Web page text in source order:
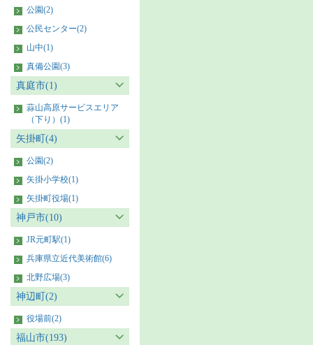
公園(2)
公民センター(2)
山中(1)
真備公園(3)
真庭市(1)
蒜山高原サービスエリア
（下り）(1)
矢掛町(4)
公園(2)
矢掛小学校(1)
矢掛町役場(1)
神戸市(10)
JR元町駅(1)
兵庫県立近代美術館(6)
北野広場(3)
神辺町(2)
役場前(2)
福山市(193)